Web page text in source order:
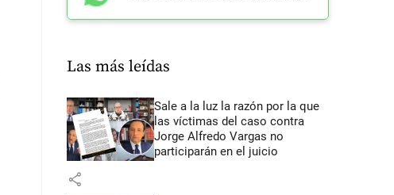
Las más leídas
Sale a la luz la razón por la que
las víctimas del caso contra
Jorge Alfredo Vargas no
participarán en el juicio
share